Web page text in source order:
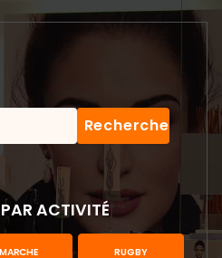
ACTIVITÉ
MARCHE RUGBY